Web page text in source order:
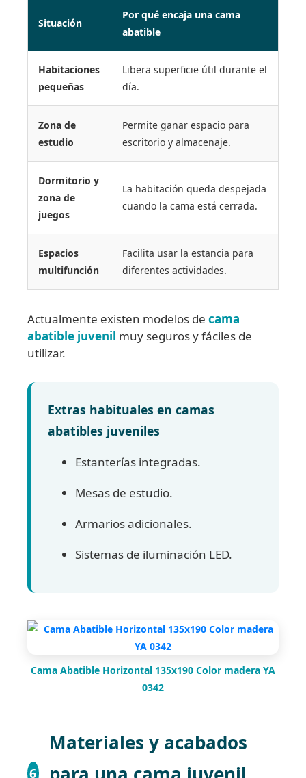
Situación
Por qué encaja una cama
abatible
Habitaciones
pequeñas
Libera superficie útil durante el
día.
Zona de
estudio
Permite ganar espacio para
escritorio y almacenaje.
Dormitorio y
zona de
juegos
La habitación queda despejada
cuando la cama está cerrada.
Espacios
multifunción
Facilita usar la estancia para
diferentes actividades.
Actualmente existen modelos de cama
abatible juvenil muy seguros y fáciles de
utilizar.
Extras habituales en camas
abatibles juveniles
Estanterías integradas.
Mesas de estudio.
Armarios adicionales.
Sistemas de iluminación LED.
Cama Abatible Horizontal 135x190 Color madera YA
0342
6
Materiales y acabados